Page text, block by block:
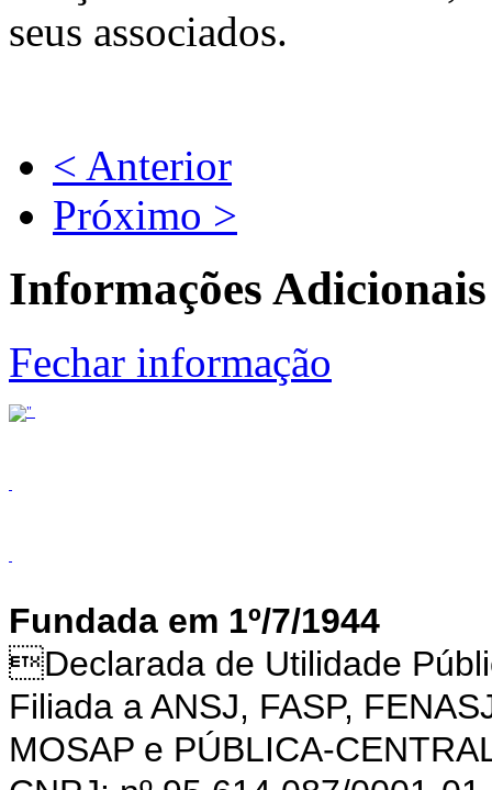
seus associados.
< Anterior
Próximo >
Informações Adicionais
Fechar informação
Fundada em 1º/7/1944
Declarada de Utilidade
Filiada a ANSJ, FASP,
MOSAP e PÚBLICA-